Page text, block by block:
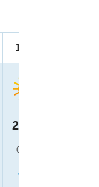
16:00
21 °C
0 mm